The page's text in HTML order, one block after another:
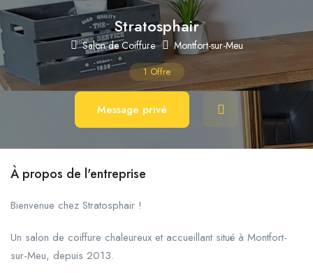
Stratosphair
Salon de Coiffure Montfort-sur-Meu
1 Offre
Message privé
À propos de l'entreprise
Bienvenue chez Stratosphair !
Un salon de coiffure chaleureux et accueillant situé à Montfort-
sur-Meu, depuis 2013.